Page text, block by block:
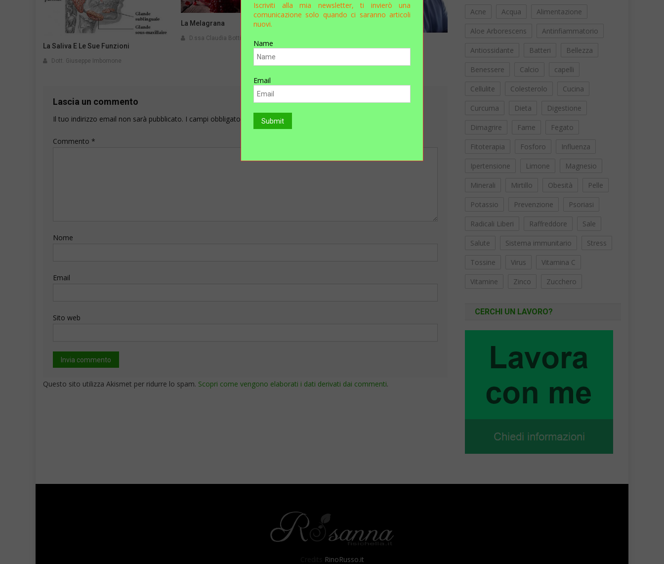
La Saliva E Le Sue Funzioni
Dott. Giuseppe Imbornone
La Melagrana
D.ssa Claudia Bottino
Lascia un commento
Il tuo indirizzo email non sarà pubblicato. I campi obbligatori sono contrassegnati
Commento *
Nome
Email
Sito web
Questo sito utilizza Akismet per ridurre lo spam. Scopri come vengono elaborati i dati derivati dai commenti.
Acne Acqua Alimentazione
Aloe Arborescens Antinfiammatorio
Antiossidante Batteri Bellezza
Benessere Calcio capelli
Cellulite Colesterolo Cucina
Curcuma Dieta Digestione
Dimagrire Fame Fegato
Fitoterapia Fosforo Influenza
Ipertensione Limone Magnesio
Minerali Mirtillo Obesità Pelle
Potassio Prevenzione Psoriasi
Radicali Liberi Raffreddore Sale
Salute Sistema immunitario Stress
Tossine Virus Vitamina C
Vitamine Zinco Zucchero
CERCHI UN LAVORO?
RinoRusso.it
Iscriviti alla mia newsletter, ti invierò una
comunicazione solo quando ci saranno articoli
nuovi.
Name
Email